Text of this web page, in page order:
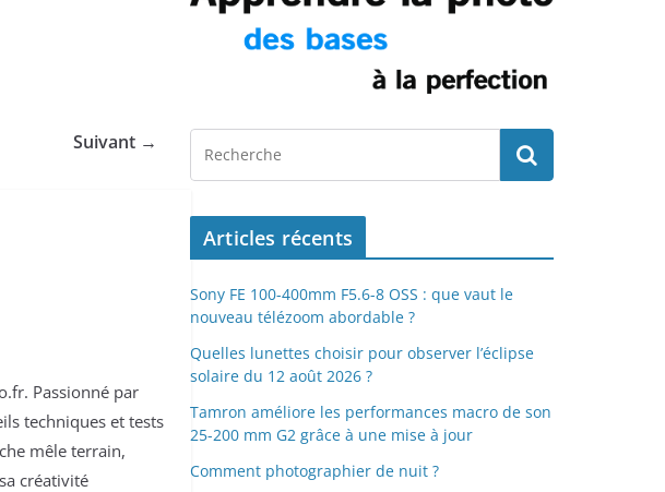
Suivant →
Passionné par
techniques et tests
mêle terrain,
créativité
Articles récents
Sony FE 100-400mm F5.6-8 OSS : que vaut le
nouveau télézoom abordable ?
Quelles lunettes choisir pour observer l’éclipse
solaire du 12 août 2026 ?
Tamron améliore les performances macro de son
25-200 mm G2 grâce à une mise à jour
Comment photographier de nuit ?